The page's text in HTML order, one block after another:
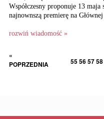
Współczesny proponuje 13
najnownszą premierę na
rozwiń wiadomość »
«
POPRZEDNIA
55565758